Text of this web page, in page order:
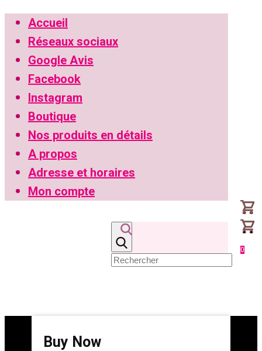
Accueil
Réseaux sociaux
Google Avis
Facebook
Instagram
Boutique
Nos produits en détails
A propos
Adresse et horaires
Mon compte
0
Buy Now